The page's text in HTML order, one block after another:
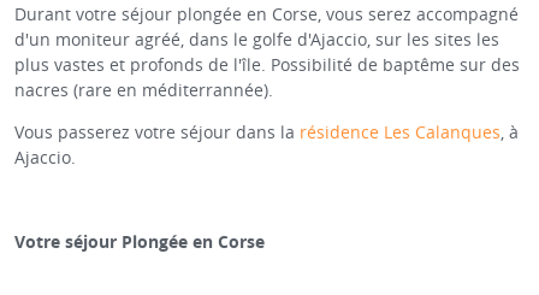
Durant votre séjour plongée en Corse, vous serez accompagné
d'un moniteur agréé, dans le golfe d'Ajaccio, sur les sites les
plus vastes et profonds de l'île. Possibilité de baptême sur des
nacres (rare en méditerrannée).
Vous passerez votre séjour dans la résidence Les Calanques , à
Ajaccio.
Votre séjour Plongée en Corse